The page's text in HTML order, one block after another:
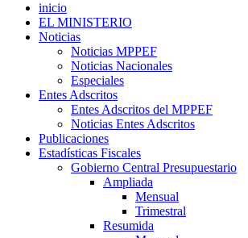
inicio
EL MINISTERIO
Noticias
Noticias MPPEF
Noticias Nacionales
Especiales
Entes Adscritos
Entes Adscritos del MPPEF
Noticias Entes Adscritos
Publicaciones
Estadísticas Fiscales
Gobierno Central Presupuestario
Ampliada
Mensual
Trimestral
Resumida